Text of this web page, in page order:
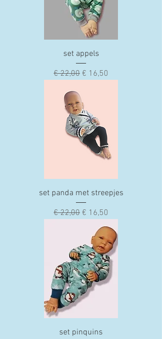
set appels
Normale prijs
€ 22,00 Verkoopprijs
€ 16,50
set panda met streepjes
Normale prijs
€ 22,00 Verkoopprijs
€ 16,50
set pinquins